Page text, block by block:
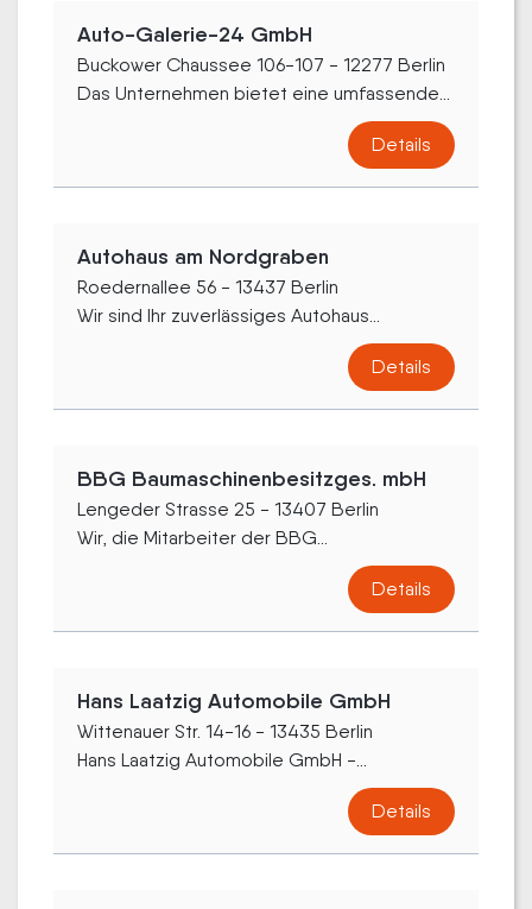
Auto-Galerie-24 GmbH
Buckower Chaussee 106-107 - 12277 Berlin
Das Unternehmen bietet eine umfassende...
Details
Autohaus am Nordgraben
Roedernallee 56 - 13437 Berlin
Wir sind Ihr zuverlässiges Autohaus...
Details
BBG Baumaschinenbesitzges. mbH
Lengeder Strasse 25 - 13407 Berlin
Wir, die Mitarbeiter der BBG...
Details
Hans Laatzig Automobile GmbH
Wittenauer Str. 14-16 - 13435 Berlin
Hans Laatzig Automobile GmbH -...
Details